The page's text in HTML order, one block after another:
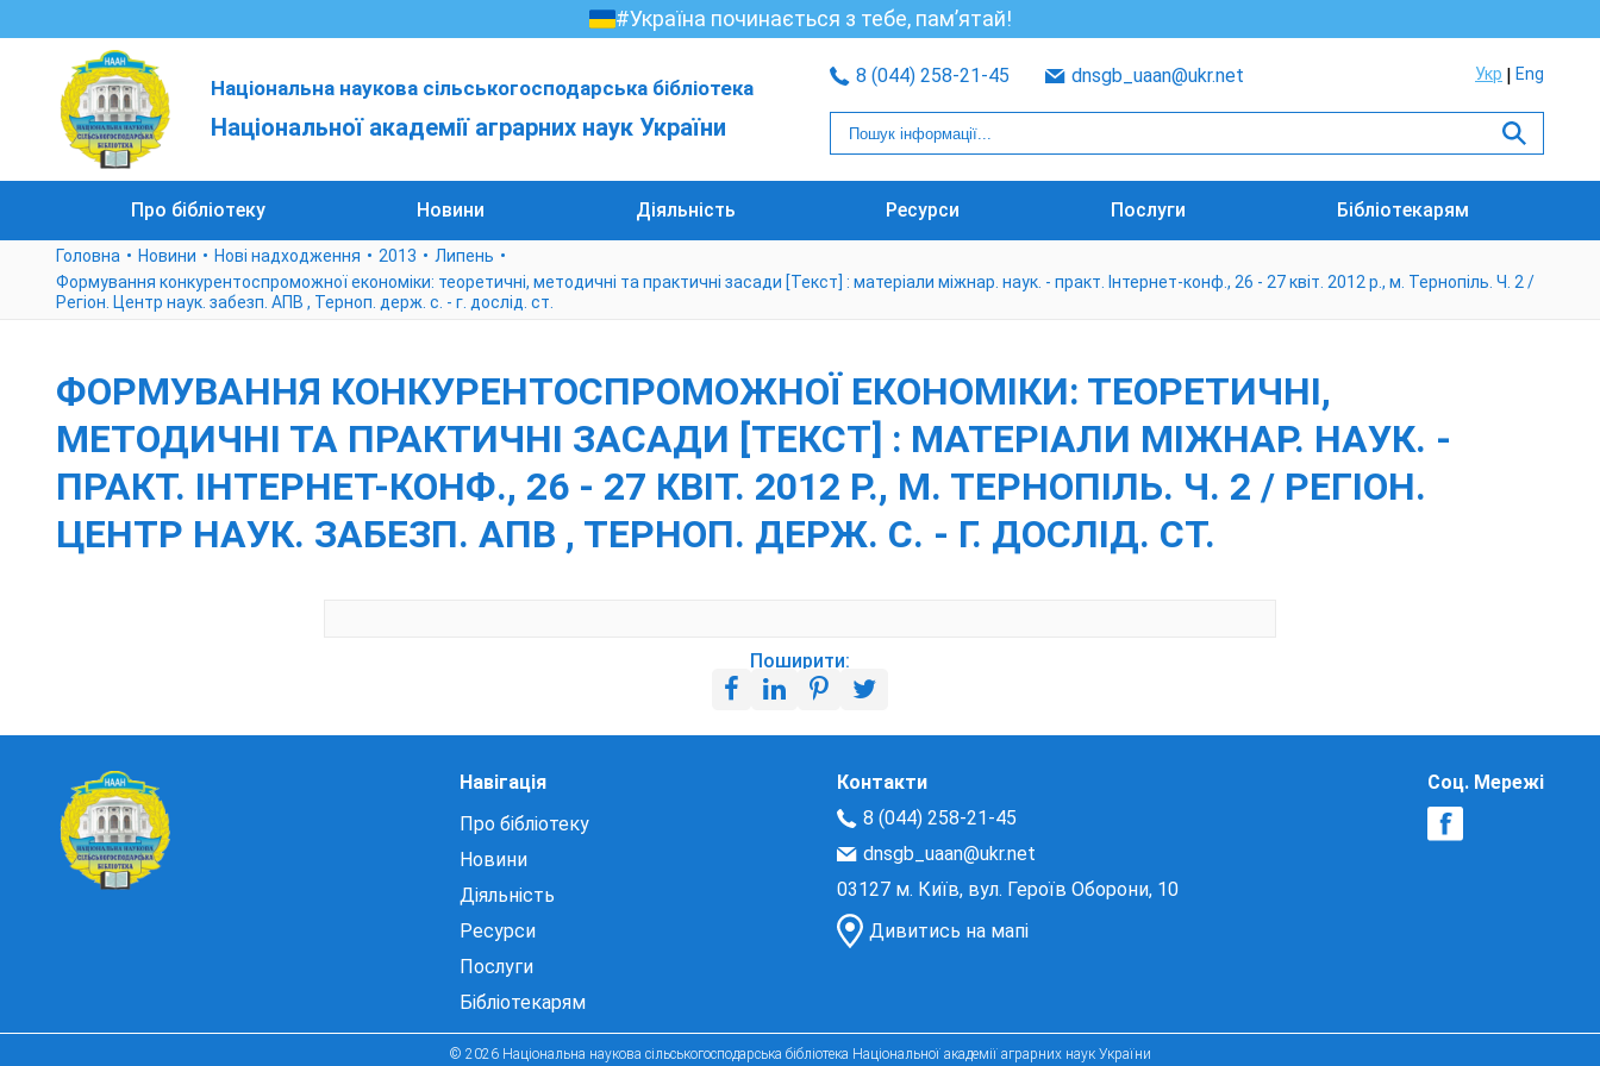
#Україна починається з тебе, пам’ятай!
Національна наукова сільськогосподарська бібліотека
Національної академії аграрних наук України
8 (044) 258-21-45 dnsgb_uaan@ukr.net Укр Eng
Про бібліотеку Новини Діяльність Ресурси Послуги Бібліотекарям
Головна Новини Нові надходження 2013
Липень
Формування конкурентоспроможної економіки: теоретичні, методичні та практичні засади [Текст] : матеріали міжнар. наук. - практ. Інтернет-конф., 26 - 27 квіт. 2012 р., м. Тернопіль. Ч. 2 /
Регіон. Центр наук. забезп. АПВ , Терноп. держ. с. - г. дослід. ст.
ФОРМУВАННЯ КОНКУРЕНТОСПРОМОЖНОЇ ЕКОНОМІКИ: ТЕОРЕТИЧНІ,
МЕТОДИЧНІ ТА ПРАКТИЧНІ ЗАСАДИ [ТЕКСТ] : МАТЕРІАЛИ МІЖНАР. НАУК. -
ПРАКТ. ІНТЕРНЕТ-КОНФ., 26 - 27 КВІТ. 2012 Р., М. ТЕРНОПІЛЬ. Ч. 2 / РЕГІОН.
ЦЕНТР НАУК. ЗАБЕЗП. АПВ , ТЕРНОП. ДЕРЖ. С. - Г. ДОСЛІД. СТ.
Поширити:
Навігація
Про бібліотеку
Новини
Діяльність
Ресурси
Послуги
Бібліотекарям
Контакти
8 (044) 258-21-45
dnsgb_uaan@ukr.net
03127 м. Київ, вул. Героїв Оборони, 10
Дивитись на мапі
Соц. Мережі
© 2026 Національна наукова сільськогосподарська бібліотека Національної академії аграрних наук України